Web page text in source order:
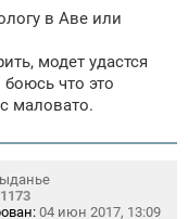
в Аве или
модет удастся
что это
маловато.
1173
04 июн 2017, 13:09